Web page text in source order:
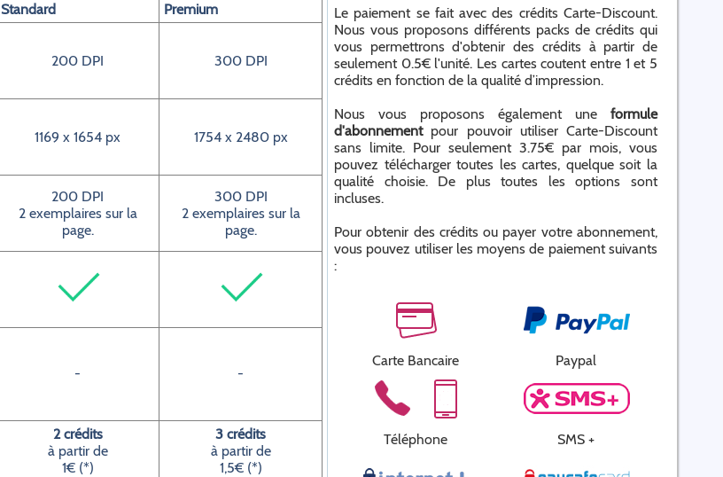
Standard Premium
200 DPI 300 DPI
1169 x 1654 px 1754 x 2480 px
200 DPI
2 exemplaires sur la
page.
300 DPI
2 exemplaires sur la
page.
- -
2 crédits
à partir de
1€ (*)
3 crédits
à partir de
1,5€ (*)
Le paiement se fait avec des crédits Carte-Discount.
Nous vous proposons différents packs de crédits qui
vous permettrons d'obtenir des crédits à partir de
seulement 0.5€ l'unité. Les cartes coutent entre 1 et 5
crédits en fonction de la qualité d’impression.
Nous vous proposons également une formule
d'abonnementpour pouvoir utiliser Carte-Discount
sans limite. Pour seulement 3.75€ par mois, vous
pouvez télécharger toutes les cartes, quelque soit la
qualité choisie. De plus toutes les options sont
incluses.
Pour obtenir des crédits ou payer votre abonnement,
vous pouvez utiliser les moyens de paiement suivants
:
Carte Bancaire Paypal
Téléphone SMS +